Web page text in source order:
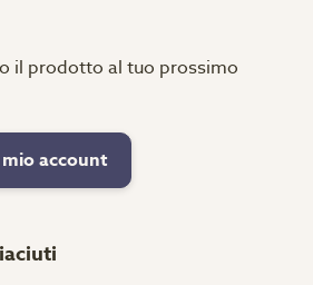
il prodotto al tuo prossimo
account